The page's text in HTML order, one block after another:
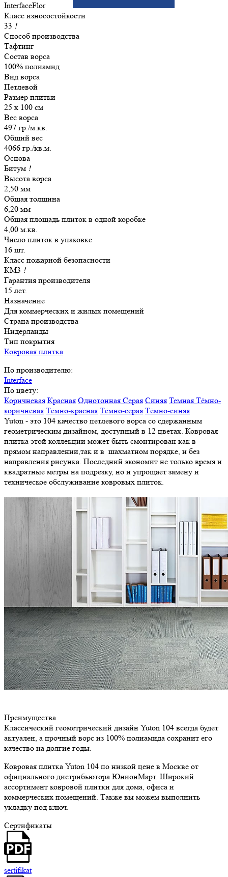
InterfaceFlor
Класс износостойкости
33 !
Способ производства
Тафтинг
Состав ворса
100% полиамид
Вид ворса
Петлевой
Размер плитки
25 х 100 см
Вес ворса
497 гр./м.кв.
Общий вес
4066 гр./кв.м.
Основа
Битум !
Высота ворса
2,50 мм
Общая толщина
6,20 мм
Общая площадь плиток в одной коробке
4,00 м.кв.
Число плиток в упаковке
16 шт.
Класс пожарной безопасности
КМ3 !
Гарантия производителя
15 лет.
Назначение
Для коммерческих и жилых помещений
Страна производства
Нидерланды
Тип покрытия
Ковровая плитка
По производителю:
Interface
По цвету:
Коричневая Красная Однотонная Серая Синяя Темная Тёмно-
коричневая Тёмно-красная Тёмно-серая Тёмно-синяя
Yuton - это 104 качество петлевого ворса со сдержанным
геометрическим дизайном, доступный в 12 цветах. Ковровая
плитка этой коллекции может быть смонтирован как в
прямом направлении,так и в шахматном порядке, и без
направления рисунка. Последний экономит не только время и
квадратные метры на подрезку, но и упрощает замену и
техническое обслуживание ковровых плиток.
Преимущества
Классический геометрический дизайн Yuton 104 всегда будет
актуален, а прочный ворс из 100% полиамида сохранит его
качество на долгие годы.
Ковровая плитка Yuton 104 по низкой цене в Москве от
официального дистрибьютора ЮнионМарт. Широкий
ассортимент ковровой плитки для дома, офиса и
коммерческих помещений. Также вы можем выполнить
укладку под ключ.
Сертификаты
sertifikat